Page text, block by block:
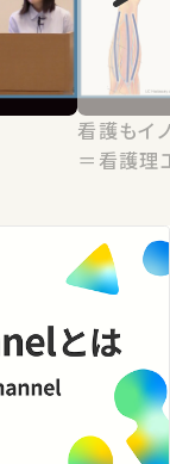
看護もイ
＝看護理